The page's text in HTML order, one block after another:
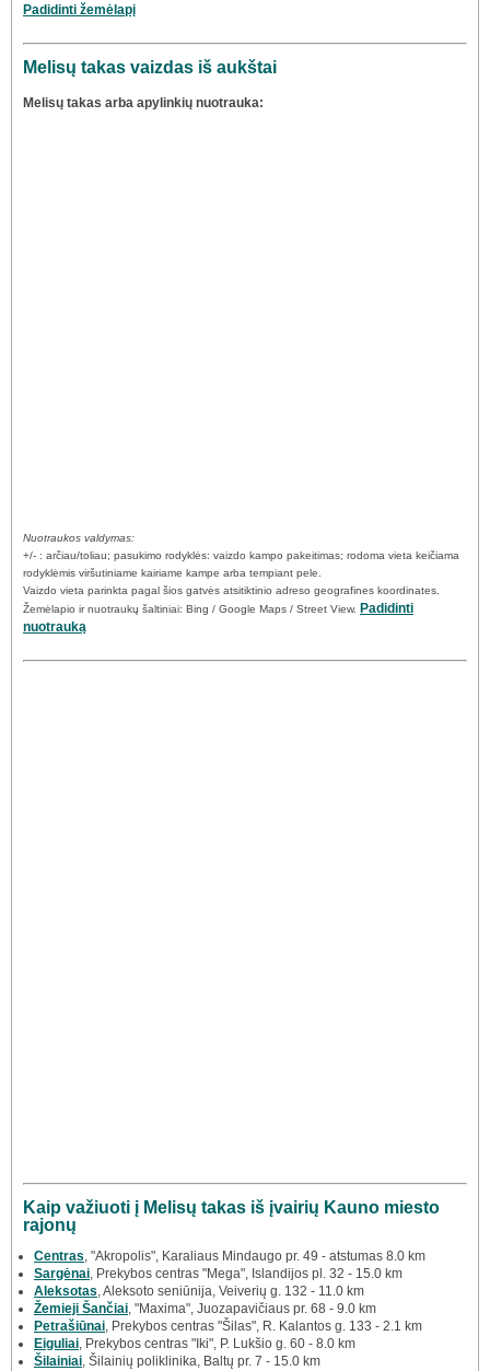
Padidinti žemėlapį
Melisų takas vaizdas iš aukštai
Melisų takas arba apylinkių nuotrauka:
Nuotraukos valdymas:
+/- : arčiau/toliau; pasukimo rodyklės: vaizdo kampo pakeitimas; rodoma vieta keičiama
rodyklėmis viršutiniame kairiame kampe arba tempiant pele.
Vaizdo vieta parinkta pagal šios gatvės atsitiktinio adreso geografines koordinates.
Žemėlapio ir nuotraukų šaltiniai: Bing / Google Maps / Street View.
Padidinti
nuotrauką
Kaip važiuoti į Melisų takas iš įvairių Kauno miesto
rajonų
Centras, "Akropolis", Karaliaus Mindaugo pr. 49 - atstumas 8.0 km
Sargėnai, Prekybos centras "Mega", Islandijos pl. 32 - 15.0 km
Aleksotas, Aleksoto seniūnija, Veiverių g. 132 - 11.0 km
Žemieji Šančiai, "Maxima", Juozapavičiaus pr. 68 - 9.0 km
Petrašiūnai, Prekybos centras "Šilas", R. Kalantos g. 133 - 2.1 km
Eiguliai, Prekybos centras "Iki", P. Lukšio g. 60 - 8.0 km
Šilainiai, Šilainių poliklinika, Baltų pr. 7 - 15.0 km